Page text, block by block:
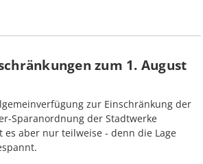
zum 1. August
zur Einschränkung der
Sparanordnung der Stadtwerke
aber nur teilweise - denn die Lage